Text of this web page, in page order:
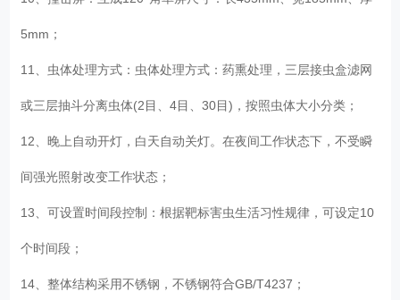
5mm；
11、虫体处理方式：虫体处理方式：药熏处理，三层接虫盒滤网
或三层抽斗分离虫体(2目、4目、30目)，按照虫体大小分类；
12、晚上自动开灯，白天自动关灯。在夜间工作状态下，不受瞬
间强光照射改变工作状态；
13、可设置时间段控制：根据靶标害虫生活习性规律，可设定10
个时间段；
14、整体结构采用不锈钢，不锈钢符合GB/T4237；